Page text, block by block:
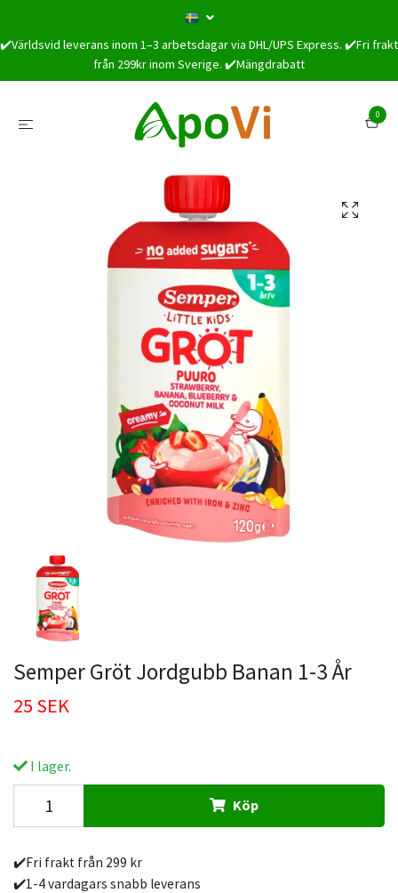
✔️Världsvid leverans inom 1–3 arbetsdagar via DHL/UPS Express. ✔️Fri frakt
från 299kr inom Sverige. ✔️Mängdrabatt
0
Semper Gröt Jordgubb Banan 1-3 År
25 SEK
I lager.
Köp
✔️Fri frakt från 299 kr
✔️1-4 vardagars snabb leverans